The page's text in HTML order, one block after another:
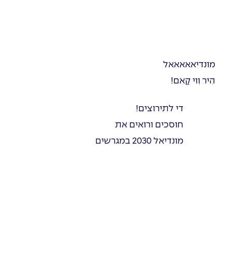
מונדיאאאאאל
הִיר וִוי קַאם!
די לתירוצים!
חוסכים ורואים את
מונדיאל 2030 במגרשים